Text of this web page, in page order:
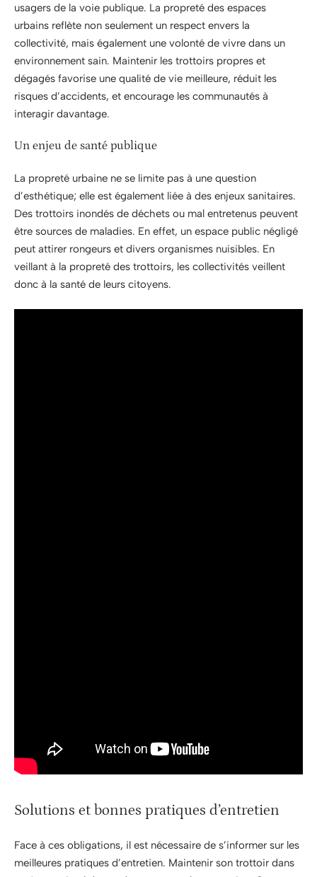
usagers de la voie publique. La propreté des espaces
urbains reflète non seulement un respect envers la
collectivité, mais également une volonté de vivre dans un
environnement sain. Maintenir les trottoirs propres et
dégagés favorise une qualité de vie meilleure, réduit les
risques d’accidents, et encourage les communautés à
interagir davantage.
Un enjeu de santé publique
La propreté urbaine ne se limite pas à une question
d’esthétique; elle est également liée à des enjeux sanitaires.
Des trottoirs inondés de déchets ou mal entretenus peuvent
être sources de maladies. En effet, un espace public négligé
peut attirer rongeurs et divers organismes nuisibles. En
veillant à la propreté des trottoirs, les collectivités veillent
donc à la santé de leurs citoyens.
Solutions et bonnes pratiques d’entretien
Face à ces obligations, il est nécessaire de s’informer sur les
meilleures pratiques d’entretien. Maintenir son trottoir dans